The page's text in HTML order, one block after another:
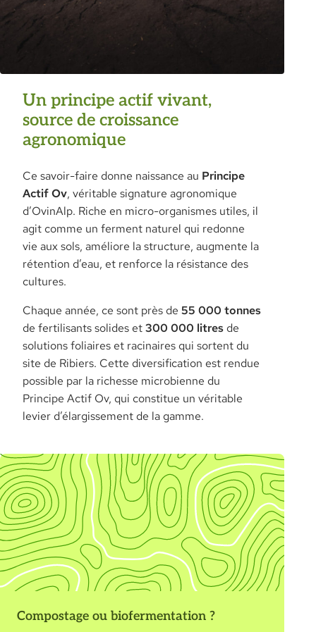
Un principe actif vivant,
source de croissance
agronomique
Ce savoir-faire donne naissance au Principe
Actif Ov, véritable signature agronomique
d’OvinAlp. Riche en micro-organismes utiles, il
agit comme un ferment naturel qui redonne
vie aux sols, améliore la structure, augmente la
rétention d’eau, et renforce la résistance des
cultures.
Chaque année, ce sont près de55 000 tonnes
de fertilisants solides et300 000 litres de
solutions foliaires et racinaires qui sortent du
site de Ribiers. Cette diversification est rendue
possible par la richesse microbienne du
Principe Actif Ov, qui constitue un véritable
levier d’élargissement de la gamme.
Compostage ou biofermentation ?